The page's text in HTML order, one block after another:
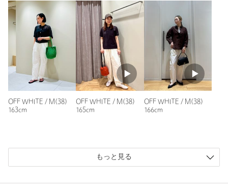
サイズ XS-S(SHORT-36) S(36) M(38)
表生地；コットン68％ ナイロン32％ 裏生地；ポリ
エステル100％
洗濯表示 手洗い可 洗濯表示について
原産国 カンボジア製
商品番号 3614-1-000073
性別：
女性
年代：
40代前半
162cm
普段の着用サイズ：
M
8人が参考になったと回答
参考になった
購入サイズ：S(36)
｜
購入カラー：OFF WHITE
OFF WHITE / M(38)
163cm
OFF WHITE / M(38)
165cm
OFF WHITE / M(38)
166cm
もっと見る